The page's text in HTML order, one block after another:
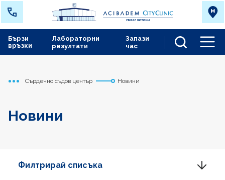
Лабораторни
резултати
Запази
час
Бързи
връзки
Начало
Сърдечно съдов център Новини
Новини
Филтрирай списъка